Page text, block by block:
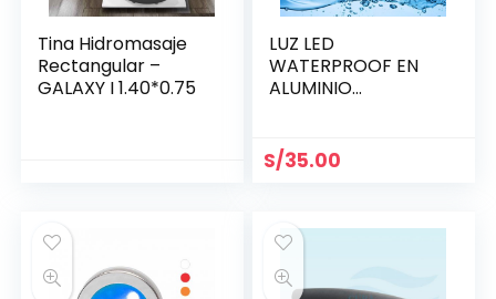
Tina Hidromasaje
Rectangular –
GALAXY I 1.40*0.75
LUZ LED
WATERPROOF EN
ALUMINIO
S/35.00